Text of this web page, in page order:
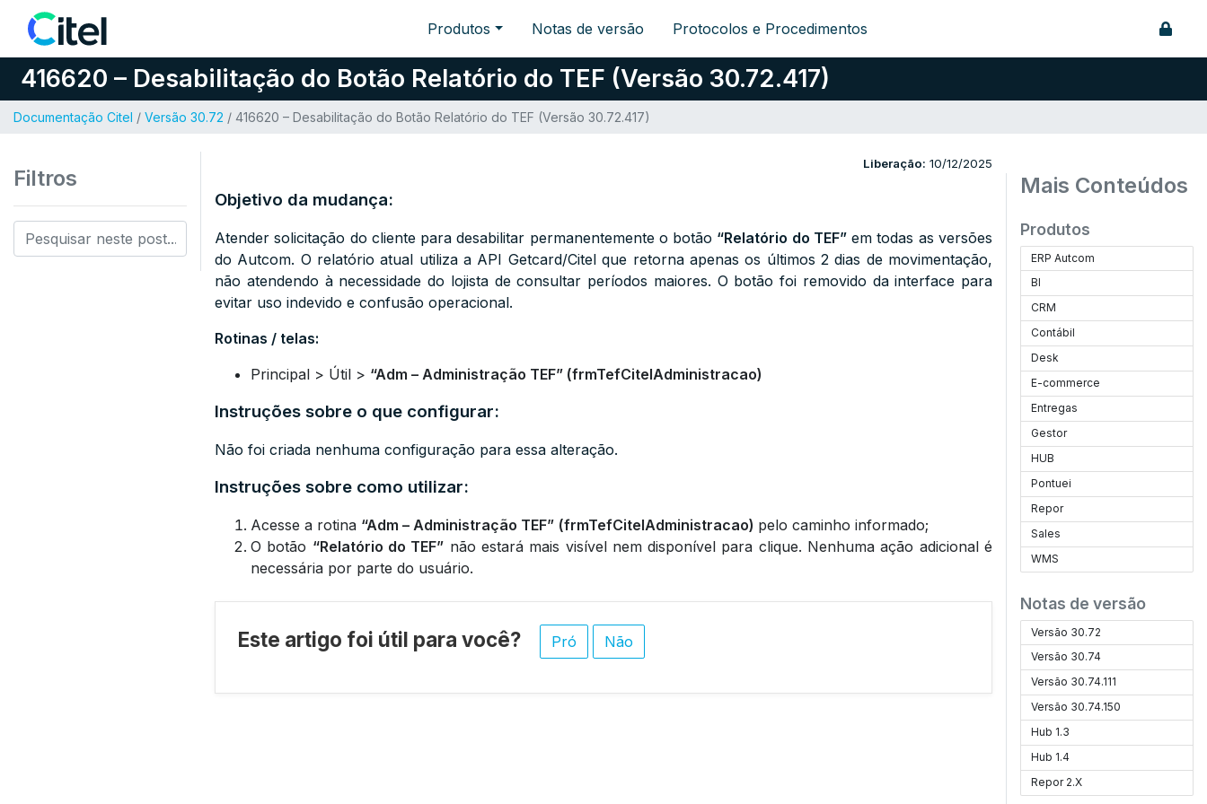
Pular para o conteúdo Produtos Notas de versão Protocolos e Procedimentos
416620 – Desabilitação do Botão Relatório do TEF (Versão 30.72.417)
Documentação Citel / Versão 30.72 / 416620 – Desabilitação do Botão Relatório do TEF (Versão 30.72.417)
Filtros
Liberação: 10/12/2025
Objetivo da mudança:
Atender solicitação do cliente para desabilitar permanentemente o botão “Relatório do TEF”em todas as versões
do Autcom. O relatório atual utiliza a API Getcard/Citel que retorna apenas os últimos 2 dias de movimentação,
não atendendo à necessidade do lojista de consultar períodos maiores. O botão foi removido da interface para
evitar uso indevido e confusão operacional.
Rotinas / telas:
Principal > Útil > “Adm – Administração TEF” (frmTefCitelAdministracao)
Instruções sobre o que configurar:
Não foi criada nenhuma configuração para essa alteração.
Instruções sobre como utilizar:
Acesse a rotina “Adm – Administração TEF” (frmTefCitelAdministracao) pelo caminho informado;
O botão “Relatório do TEF” não estará mais visível nem disponível para clique. Nenhuma ação adicional é
necessária por parte do usuário.
Este artigo foi útil para você? Pró Não
Mais Conteúdos
Produtos
ERP Autcom
BI
CRM
Contábil
Desk
E-commerce
Entregas
Gestor
HUB
Pontuei
Repor
Sales
WMS
Notas de versão
Versão 30.72
Versão 30.74
Versão 30.74.111
Versão 30.74.150
Hub 1.3
Hub 1.4
Repor 2.X